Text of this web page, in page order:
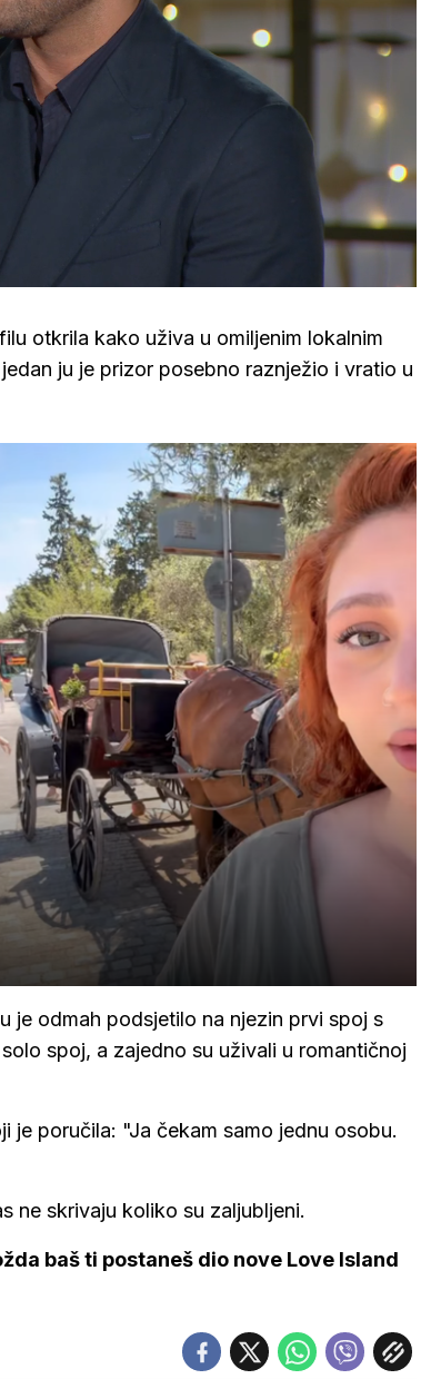
otkrila kako uživa u omiljenim lokalnim
ju je prizor posebno raznježio i vratio u
je odmah podsjetilo na njezin prvi spoj s
spoj, a zajedno su uživali u romantičnoj
je poručila: "Ja čekam samo jednu osobu.
ne skrivaju koliko su zaljubljeni.
baš ti postaneš dio nove Love Island